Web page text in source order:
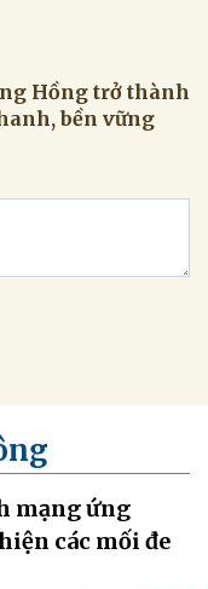
Hồng trở thành
bền vững
mạng ứng
các mối đe